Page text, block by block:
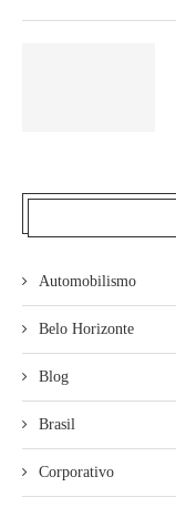
Automobilismo
Belo Horizonte
Blog
Brasil
Corporativo